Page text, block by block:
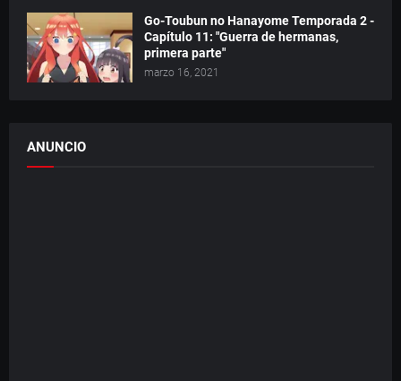
Go-Toubun no Hanayome Temporada 2 -
Capítulo 11: "Guerra de hermanas,
primera parte"
marzo 16, 2021
ANUNCIO